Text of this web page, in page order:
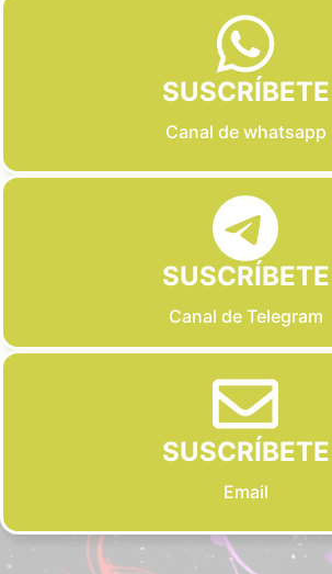
SUSCRÍBETE
Canal de whatsapp
SUSCRÍBETE
Canal de Telegram
SUSCRÍBETE
Email